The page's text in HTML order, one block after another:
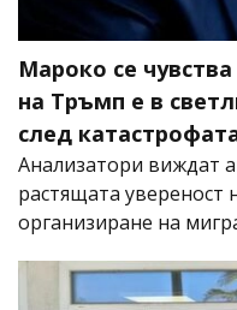
Мароко се
на Тръмп е в
след
Анализатори виждат
растящата увереност
организиране на